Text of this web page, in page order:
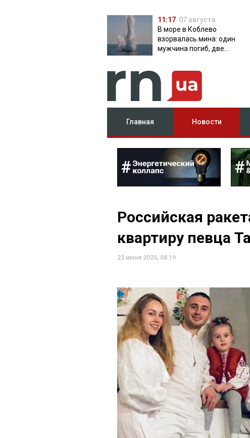
11:17 07 августа
В море в Коблево
взорвалась мина: один
мужчина погиб, две
Главная Новости
Российская
квартиру певца
23 июня 2025, 08:19